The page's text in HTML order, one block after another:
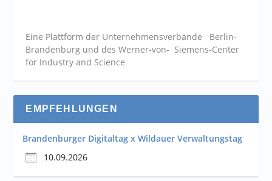
Eine Plattform der Unternehmensverbände Berlin-
Brandenburg und des Werner-von- Siemens-Center
for Industry and Science
EMPFEHLUNGEN
Brandenburger Digitaltag x Wildauer Verwaltungstag
10.09.2026